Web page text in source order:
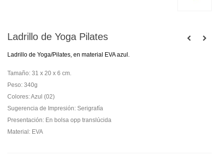
Ladrillo de Yoga Pilates
Ladrillo de Yoga/Pilates, en material EVA azul.
Tamaño: 31 x 20 x 6 cm.
Peso: 340g
Colores: Azul (02)
Sugerencia de Impresión: Serigrafía
Presentación: En bolsa opp translúcida
Material: EVA